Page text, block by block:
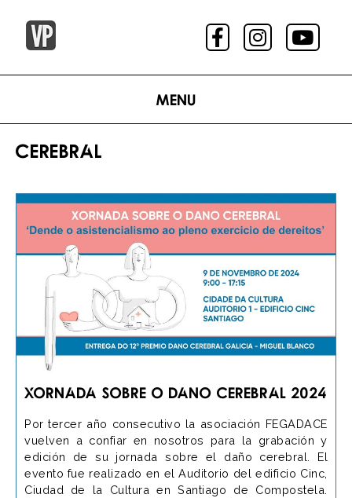
Menu
CEREBRAL
Xornada Sobre o Dano Cerebral 2024
Por tercer año consecutivo la asociación FEGADACE
vuelven a confiar en nosotros para la grabación y
edición de su jornada sobre el daño cerebral. El
evento fue realizado en el Auditorio del edificio Cinc,
Ciudad de la Cultura en Santiago de Compostela.